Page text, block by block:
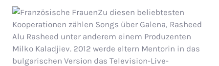
Zu diesen beliebtesten
Kooperationen zählen Songs über Galena, Rasheed
Alu Rasheed unter anderem einem Produzenten
Milko Kaladjiev. 2012 werde eltern Mentorin in das
bulgarischen Version das Television-Live-